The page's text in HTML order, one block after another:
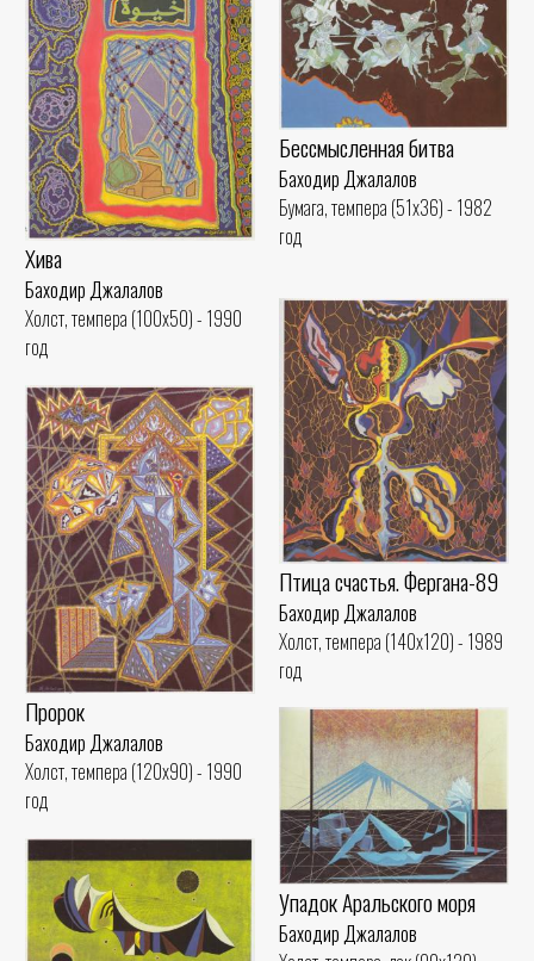
Хива
Баходир Джалалов
Холст, темпера (100x50) - 1990
год
Бессмысленная битва
Баходир Джалалов
Бумага, темпера (51x36) - 1982
год
Птица счастья. Фергана-89
Баходир Джалалов
Холст, темпера (140x120) - 1989
год
Пророк
Баходир Джалалов
Холст, темпера (120x90) - 1990
год
Упадок Аральского моря
Баходир Джалалов